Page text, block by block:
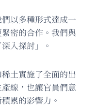
以多種形式達成一
密的合作。我們與
入探討」。
土實施了全面的出
線，也讓官員們意
累的影響力。